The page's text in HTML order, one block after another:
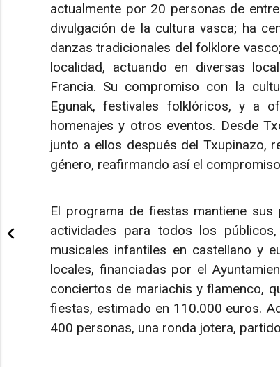
actualmente por 20 personas de
divulgación de la cultura vasca; ha
danzas tradicionales del folklore
localidad, actuando en diversas
Francia. Su compromiso con la
Egunak, festivales folklóricos, y a
homenajes y otros eventos. Desde
junto a ellos después del Txupinazo,
género, reafirmando así el
El programa de fiestas mantiene
actividades para todos los
musicales infantiles en castellano y
locales, financiadas por el
conciertos de mariachis y flamenco,
fiestas, estimado en 110.000 euros.
400 personas, una ronda jotera,